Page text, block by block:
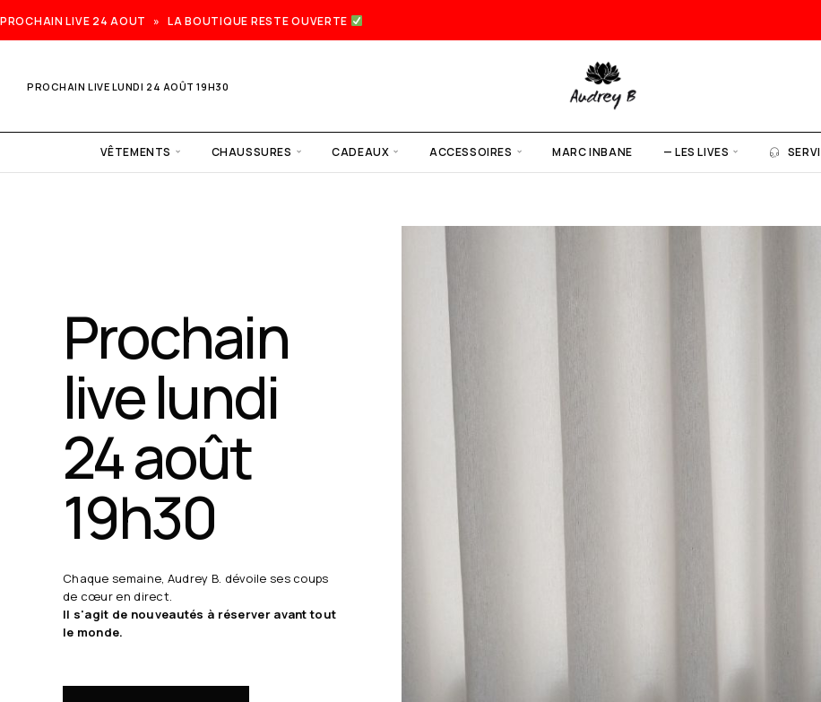
PROCHAIN LIVE 24 AOUT » LA BOUTIQUE RESTE OUVERTE
PROCHAIN LIVE LUNDI 24 AOÛT 19H30
VÊTEMENTS CHAUSSURES CADEAUX ACCESSOIRES MARC INBANE — LES LIVES
Prochain
live lundi
24 août
19h30
Chaque semaine, Audrey B. dévoile ses coups
de cœur en direct.
Il s'agit de nouveautés à réserver avant tout
le monde.